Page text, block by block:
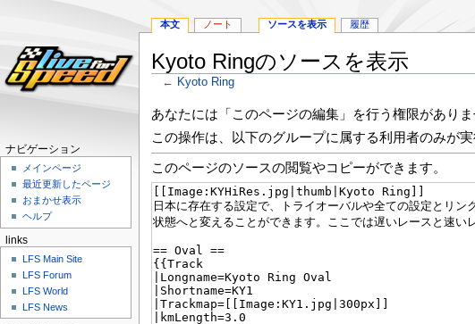
Kyoto Ringのソースを表示
← Kyoto Ring
ナ
ビ
ゲ
ー
シ
ョ
ン
に
移
動
検
索
に
移
動
あなたには「このページの編集」を行う権限があり
この操作は、以下のグループに属する利用者のみが
このページのソースの閲覧やコピーができます。
本文 ノート ソースを表示 履歴
ナビゲーション
メインページ
最近更新したページ
おまかせ表示
ヘルプ
links
LFS Main Site
LFS Forum
LFS World
LFS News